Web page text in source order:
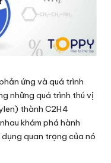
ứng và quá trình
những quá trình thú vị
thành C2H4
khám phá hành
dụng quan trọng của nó